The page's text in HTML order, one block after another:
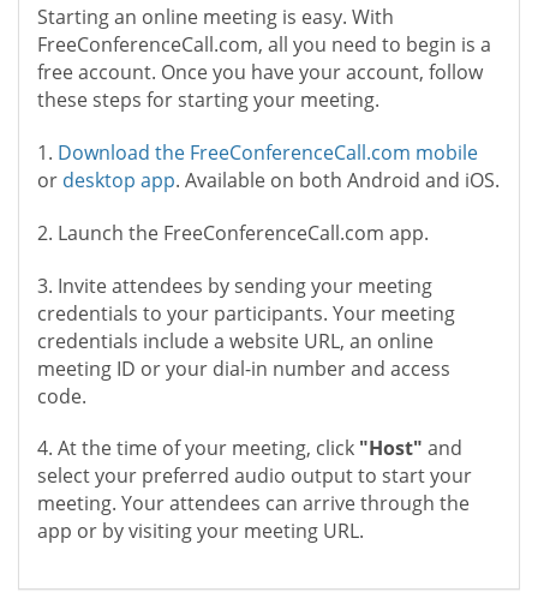
Starting an online meeting is easy. With
FreeConferenceCall.com, all you need to begin is a
free account. Once you have your account, follow
these steps for starting your meeting.
1. Download the FreeConferenceCall.com mobile
or desktop app. Available on both Android and iOS.
2. Launch the FreeConferenceCall.com app.
3. Invite attendees by sending your meeting
credentials to your participants. Your meeting
credentials include a website URL, an online
meeting ID or your dial-in number and access
code.
4. At the time of your meeting, click "Host" and
select your preferred audio output to start your
meeting. Your attendees can arrive through the
app or by visiting your meeting URL.